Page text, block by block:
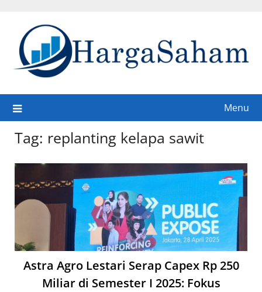
content
Menu
Tag: replanting kelapa sawit
Astra Agro Lestari Serap Capex Rp 250
Miliar di Semester I 2025: Fokus